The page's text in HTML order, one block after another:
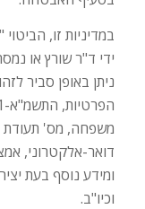
במדיניות זו, הביטוי "
ידי ד"ר שורץ או
ניתן באופן סביר
משפחה, מס' תעודת
דואר-אלקטרוני,
ומידע נוסף בעת
וכיו"ב.